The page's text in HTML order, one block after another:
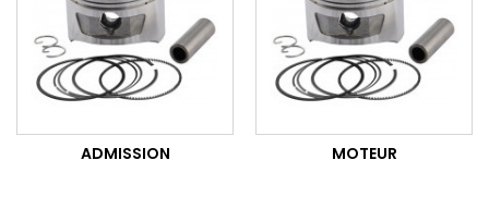
ADMISSION MOTEUR